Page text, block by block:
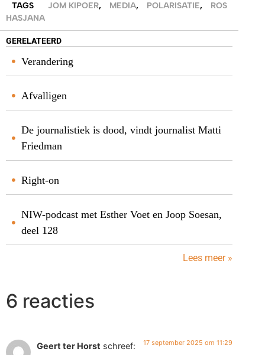
TAGS JOM KIPOER, MEDIA, POLARISATIE,
ROS
HASJANA
GERELATEERD
Verandering
Afvalligen
De journalistiek is dood, vindt journalist Matti
Friedman
Right-on
NIW-podcast met Esther Voet en Joop Soesan,
deel 128
Lees meer »
6 reacties
Geert ter Horst schreef: 17 september 2025 om 11:29